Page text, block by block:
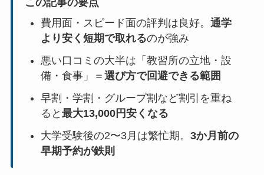
この記事の要点
費用面・スピード面の評判は良好。 通学
より安く短期で取れるのが強み
悪い口コミの大半は「教習所の立地・設
備・食事」＝ 選び方で回避できる範囲
早割・学割・グループ割など割引を重ね
ると 最大13,000円安くなる
大学受験後の2〜3月は繁忙期。 3か月前の
早期予約が鉄則